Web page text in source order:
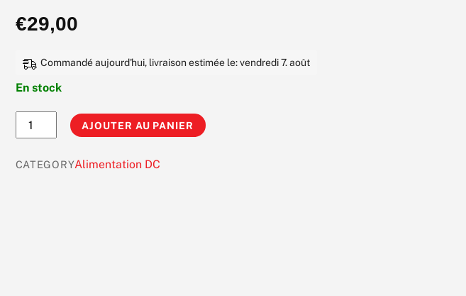
t
e
5
€29,00
Commandé aujourd'hui, livraison estimée le: vendredi 7. août
En stock
quantité
de
Alimentation
AJOUTER AU PANIER
CATEGORYAlimentation DC